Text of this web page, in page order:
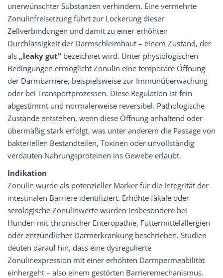
unerwünschter Substanzen verhindern. Eine vermehrte
Zonulinfreisetzung führt zur Lockerung dieser
Zellverbindungen und damit zu einer erhöhten
Durchlässigkeit der Darmschleimhaut – einem Zustand, der
als „leaky gut“ bezeichnet wird. Unter physiologischen
Bedingungen ermöglicht Zonulin eine temporäre Öffnung
der Darmbarriere, beispielsweise zur Immunüberwachung
oder bei Transportprozessen. Diese Regulation ist fein
abgestimmt und normalerweise reversibel. Pathologische
Zustände entstehen, wenn diese Öffnung anhaltend oder
übermäßig stark erfolgt, was unter anderem die Passage von
bakteriellen Bestandteilen, Toxinen oder unvollständig
verdauten Nahrungsproteinen ins Gewebe erlaubt.
Indikation
Zonulin wurde als potenzieller Marker für die Integrität der
intestinalen Barriere identifiziert. Erhöhte fäkale oder
serologische Zonulinwerte wurden insbesondere bei
Hunden mit chronischer Enteropathie, Futtermittelallergien
oder entzündlicher Darmerkrankung beschrieben. Studien
deuten darauf hin, dass eine dysregulierte
Zonulinexpression mit einer erhöhten Darmpermeabilität
einhergeht – also einem gestörten Barrieremechanismus.